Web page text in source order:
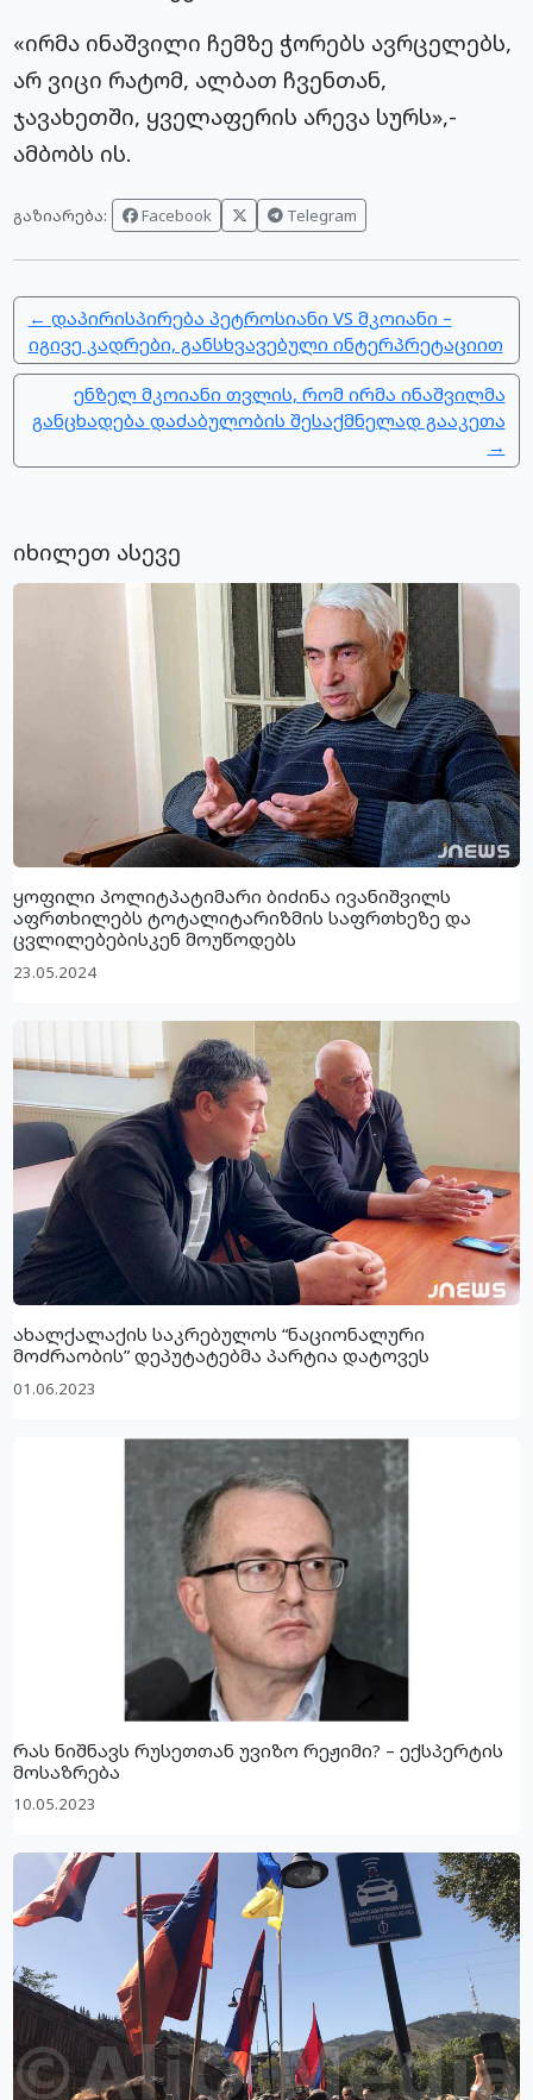
«ირმა ინაშვილი ჩემზე ჭორებს ავრცელებს,
არ ვიცი რატომ, ალბათ ჩვენთან,
ჯავახეთში, ყველაფერის არევა სურს»,-
ამბობს ის.
გაზიარება: Facebook Telegram
← დაპირისპირება პეტროსიანი VS მკოიანი –
იგივე კადრები, განსხვავებული ინტერპრეტაციით
ენზელ მკოიანი თვლის, რომ ირმა ინაშვილმა
განცხადება დაძაბულობის შესაქმნელად გააკეთა
→
იხილეთ ასევე
ყოფილი პოლიტპატიმარი ბიძინა ივანიშვილს
აფრთხილებს ტოტალიტარიზმის საფრთხეზე და
ცვლილებებისკენ მოუწოდებს
23.05.2024
ახალქალაქის საკრებულოს “ნაციონალური
მოძრაობის” დეპუტატებმა პარტია დატოვეს
01.06.2023
რას ნიშნავს რუსეთთან უვიზო რეჟიმი? – ექსპერტის
მოსაზრება
10.05.2023